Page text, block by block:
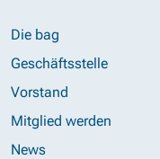
Die bag
Geschäftsstelle
Vorstand
Mitglied werden
News